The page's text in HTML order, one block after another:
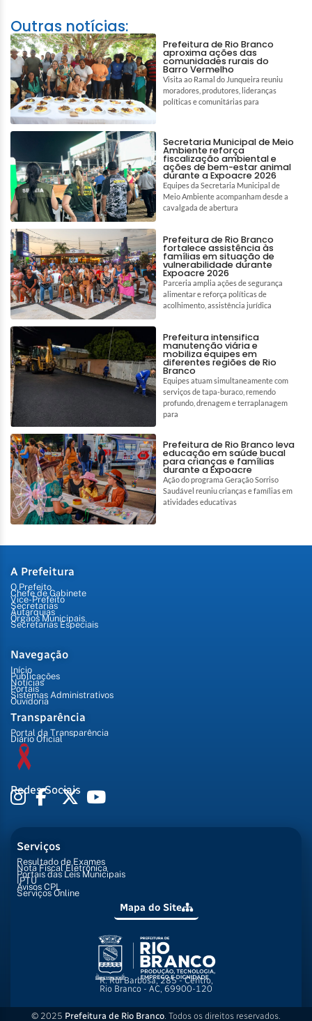
Outras notícias:
Prefeitura de Rio Branco
aproxima ações das
comunidades rurais do
Barro Vermelho
Visita ao Ramal do Junqueira reuniu
moradores, produtores, lideranças
políticas e comunitárias para
Secretaria Municipal de Meio
Ambiente reforça
fiscalização ambiental e
ações de bem-estar animal
durante a Expoacre 2026
Equipes da Secretaria Municipal de
Meio Ambiente acompanham desde a
cavalgada de abertura
Prefeitura de Rio Branco
fortalece assistência às
famílias em situação de
vulnerabilidade durante
Expoacre 2026
Parceria amplia ações de segurança
alimentar e reforça políticas de
acolhimento, assistência jurídica
Prefeitura intensifica
manutenção viária e
mobiliza equipes em
diferentes regiões de Rio
Branco
Equipes atuam simultaneamente com
serviços de tapa-buraco, remendo
profundo, drenagem e terraplanagem
para
Prefeitura de Rio Branco leva
educação em saúde bucal
para crianças e famílias
durante a Expoacre
Ação do programa Geração Sorriso
Saudável reuniu crianças e famílias em
atividades educativas
A Prefeitura
O Prefeito
Chefe de Gabinete
Vice-Prefeito
Secretarias
Autarquias
Órgãos Municipais
Secretarias Especiais
Navegação
Início
Publicações
Notícias
Portais
Sistemas Administrativos
Ouvidoria
Transparência
Portal da Transparência
Diário Oficial
Redes Sociais
Serviços
Resultado de Exames
Nota Fiscal Eletrônica
Portais das Leis Municipais
IPTU
Avisos CPL
Serviços Online
Mapa do Site
R. Rui Barbosa, 285 - Centro,
Rio Branco - AC, 69900-120
© 2025 Prefeitura de Rio Branco . Todos os direitos reservados.